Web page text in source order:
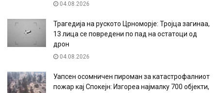
04.08.2026
Трагедија на руското Црноморје: Тројца загинаа,
13 лица се повредени по пад на остатоци од
дрон
04.08.2026
Уапсен осомничен пироман за катастрофалниот
пожар кај Спокејн: Изгореа најмалку 700 објекти,